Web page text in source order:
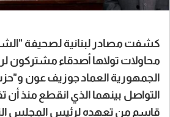
كشفت مصادر لبنانية لصحيفة
محاولات تولاها أصدقاء مشتركون
الجمهورية العماد جوزيف عون و"حزب
التواصل بينهما الذي انقطع منذ أن
قاسم من تعهده لرئيس المجلس